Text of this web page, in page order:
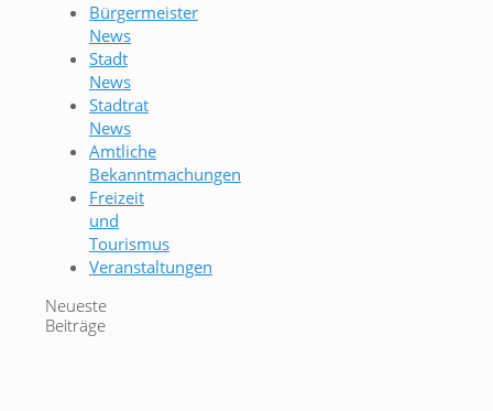
Bürgermeister
News
Stadt
News
Stadtrat
News
Amtliche
Bekanntmachungen
Freizeit
und
Tourismus
Veranstaltungen
Neueste
Beiträge